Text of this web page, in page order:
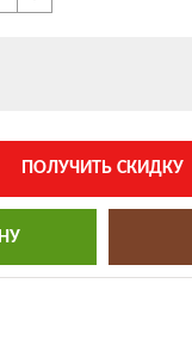
ПОЛУЧИТЬ СКИДКУ